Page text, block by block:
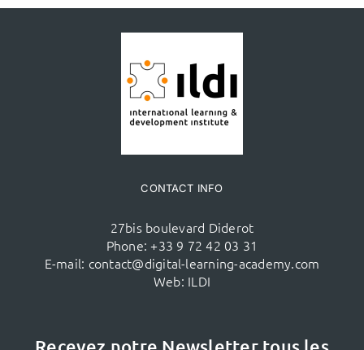
CONTACT INFO
27bis boulevard Diderot
Phone: +33 9 72 42 03 31
E-mail: contact@digital-learning-academy.com
Web: ILDI